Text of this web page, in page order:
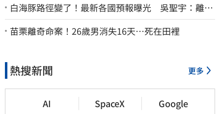
白海豚路徑變了！最新各國預報曝光 吳聖宇：離台
灣又更近一點
苗栗離奇命案！26歲男消失16天…死在田裡
熱搜新聞 更多
AI SpaceX Google